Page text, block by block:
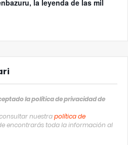
la leyenda de las mil
la política de privacidad de
nuestrapolítica de
encontrarás toda la información al